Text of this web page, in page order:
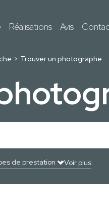
Réalisations Avis
Trouver un photographe
Voir plus